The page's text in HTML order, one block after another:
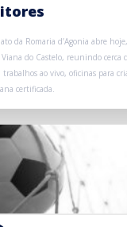
da Romaria d’Agonia abre
do Castelo, reunindo cerca
ao vivo, oficinas para
certificada.